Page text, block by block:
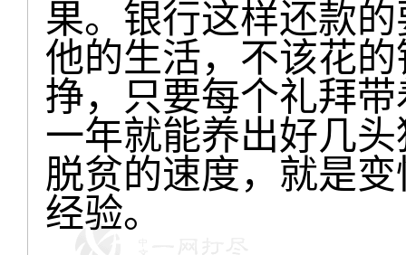
果。银行这样还款
他的生活，不该花
挣，只要每个礼拜
一年就能养出好几
脱贫的速度，就是
经验。